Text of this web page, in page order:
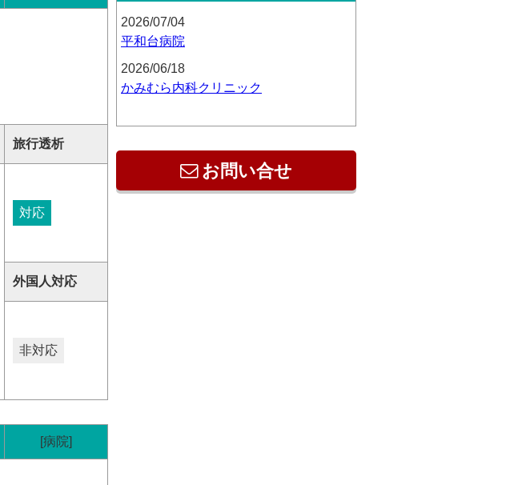
旅行透析
対応
外国人対応
非対応
[病院]
2026/07/04
平和台病院
2026/06/18
かみむら内科クリニック
お問い合せ